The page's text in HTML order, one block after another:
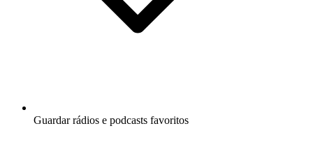
Guardar rádios e podcasts favoritos